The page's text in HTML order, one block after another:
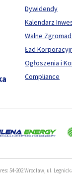
Dywidendy
Kalendarz
Walne
Ład
Ogłoszenia i
Compliance
54-202 Wrocław, ul.